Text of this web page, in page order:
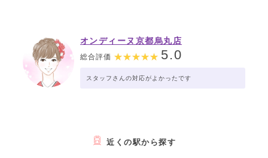
オンディーヌ京都烏丸店
総合評価 5.0
スタッフさんの対応がよかったです
近くの駅から探す